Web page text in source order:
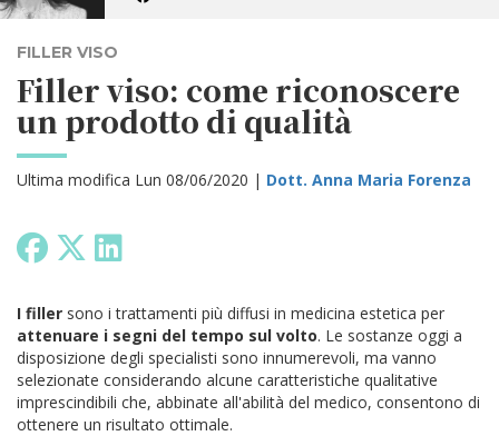
FILLER VISO
Filler viso: come riconoscere
un prodotto di qualità
Ultima modifica Lun 08/06/2020 | Dott. Anna Maria Forenza
I filler sono i trattamenti più diffusi in medicina estetica per
attenuare i segni del tempo sul volto. Le sostanze oggi a
disposizione degli specialisti sono innumerevoli, ma vanno
selezionate considerando alcune caratteristiche qualitative
imprescindibili che, abbinate all'abilità del medico, consentono di
ottenere un risultato ottimale.